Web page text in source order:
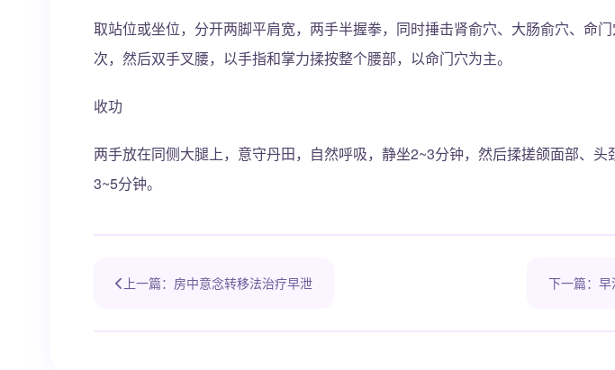
取站位或坐位，分开两脚平肩宽，两手半握拳，同时捶击肾俞穴、大肠俞穴、命
次，然后双手叉腰，以手指和掌力揉按整个腰部，以命门穴为主。
收功
两手放在同侧大腿上，意守丹田，自然呼吸，静坐2~3分钟，然后揉搓颌面部、头
3~5分钟。
上一篇：房中意念转移法治疗早泄 下一篇：